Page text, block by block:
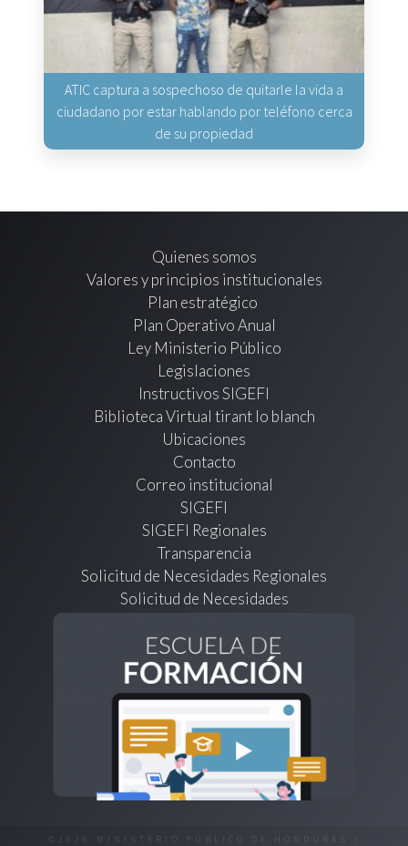
ATIC captura a sospechoso de quitarle la vida a
ciudadano por estar hablando por teléfono cerca
de su propiedad
Quienes somos
Valores y principios institucionales
Plan estratégico
Plan Operativo Anual
Ley Ministerio Público
Legislaciones
Instructivos SIGEFI
Biblioteca Virtual tirant lo blanch
Ubicaciones
Contacto
Correo institucional
SIGEFI
SIGEFI Regionales
Transparencia
Solicitud de Necesidades Regionales
Solicitud de Necesidades
©2026 MINISTERIO PÚBLICO DE HONDURAS |